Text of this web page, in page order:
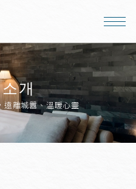
개
遠離城囂、溫暖心靈